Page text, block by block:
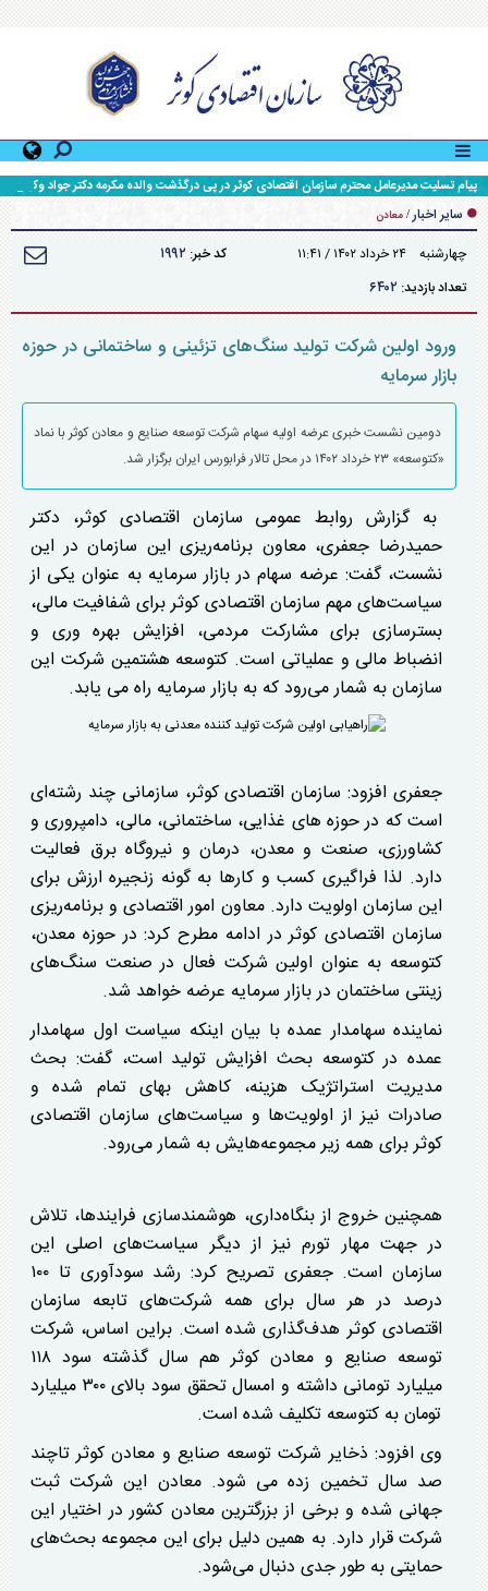
پیام تسلیت مدیرعامل محترم سازمان اقتصادی کوثر در پی درگذشت والده مکرمه دکتر جواد وکیلی
مدیرعامل محترم گروه سرمایه گذاری سپهر صادرات
سایر اخبار / معادن
چهارشنبه ۲۴ خرداد ۱۴۰۲ / ۱۱:۴۱ کد خبر: ۱۹۹۲
تعداد بازدید: ۶۴۰۲
ورود اولین شرکت تولید سنگ‌های تزئینی و ساختمانی در حوزه
بازار سرمایه
دومین نشست خبری عرضه اولیه سهام شرکت توسعه صنایع و معادن کوثر با نماد
«کتوسعه» ۲۳ خرداد ۱۴۰۲ در محل تالار فرابورس ایران برگزار شد.
به گزارش روابط عمومی سازمان اقتصادی کوثر، دکتر
حمیدرضا جعفری، معاون برنامه‌ریزی این سازمان در این
نشست، گفت: عرضه سهام در بازار سرمایه به عنوان یکی از
سیاست‌های مهم سازمان اقتصادی کوثر برای شفافیت مالی،
بسترسازی برای مشارکت مردمی، افزایش بهره وری و
انضباط مالی و عملیاتی است. کتوسعه هشتمین شرکت این
سازمان به شمار می‌رود که به بازار سرمایه راه می یابد.
جعفری افزود: سازمان اقتصادی کوثر، سازمانی چند رشته‌ای
است که در حوزه های غذایی، ساختمانی، مالی، دامپروری و
کشاورزی، صنعت و معدن، درمان و نیروگاه برق فعالیت
دارد. لذا فراگیری کسب و کارها به گونه زنجیره ارزش برای
این سازمان اولویت دارد. معاون امور اقتصادی و برنامه‌ریزی
سازمان اقتصادی کوثر در ادامه مطرح کرد: در حوزه معدن،
کتوسعه به عنوان اولین شرکت فعال در صنعت سنگ‌های
زینتی ساختمان در بازار سرمایه عرضه خواهد شد.
نماینده سهامدار عمده با بیان اینکه سیاست اول سهامدار
عمده در کتوسعه بحث افزایش تولید است، گفت: بحث
مدیریت استراتژیک هزینه، کاهش بهای تمام شده و
صادرات نیز از اولویت‌ها و سیاست‌های سازمان اقتصادی
کوثر برای همه زیر مجموعه‌هایش به شمار می‌رود.
همچنین خروج از بنگاه‌داری، هوشمندسازی فرایندها، تلاش
در جهت مهار تورم نیز از دیگر سیاست‌های اصلی این
سازمان است. جعفری تصریح کرد: رشد سودآوری تا ۱۰۰
درصد در هر سال برای همه شرکت‌های تابعه سازمان
اقتصادی کوثر هدف‌گذاری شده است. براین اساس، شرکت
توسعه صنایع و معادن کوثر هم سال گذشته سود ۱۱۸
میلیارد تومانی داشته و امسال تحقق سود بالای ۳۰۰ میلیارد
تومان به کتوسعه تکلیف شده است.
وی افزود: ذخایر شرکت توسعه صنایع و معادن کوثر تاچند
صد سال تخمین زده می شود. معادن این شرکت ثبت
جهانی شده و برخی از بزرگترین معادن کشور در اختیار این
شرکت قرار دارد. به همین دلیل برای این مجموعه بحث‌های
حمایتی به طور جدی دنبال می‌شود.